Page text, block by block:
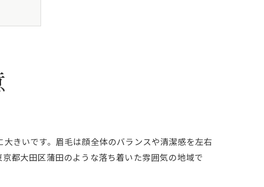
きいです。眉毛は顔全体のバランスや清潔感を左右
都大田区蒲田のような落ち着いた雰囲気の地域で